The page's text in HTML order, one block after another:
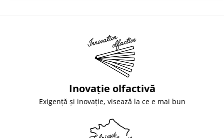
Inovație olfactivă
Exigență și inovație, visează la ce e mai bun